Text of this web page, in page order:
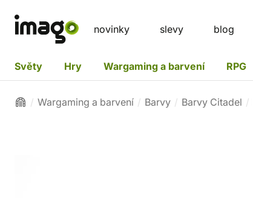
novinky slevy blog
Světy Hry Wargaming a barvení RPG
Wargaming a barvení Barvy Barvy Citadel